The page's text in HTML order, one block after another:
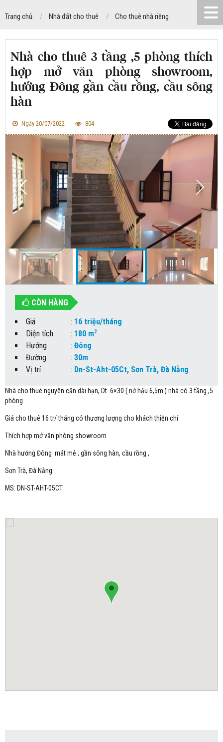
Trang chủ Nhà đất cho thuê Cho thuê nhà riêng
Nhà cho thuê 3 tầng ,5 phòng thích
hợp mở văn phòng showroom,
hướng Đông gần cầu rồng, cầu sông
hàn
Ngày 20/07/2022 804
CÒN HÀNG
Giá
: 16 triệu/tháng
Diện tích
: 180 m2
Hướng : Đông
Đường
: 30m
Vị trí
: Dn-St-Aht-05Ct, Sơn Trà, Đà Nẵng
Nhà cho thuê nguyên căn dài hạn, Dt 6×30 ( nở hậu 6,5m ) nhà có 3 tầng ,5
phòng
Giá cho thuê 16 tr/ tháng có thương lượng cho khách thiện chí
Thích hợp mở văn phòng showroom
Nhà hướng Đông mát mẻ , gần sông hàn, cầu rồng ,
Sơn Trà, Đà Nẵng
MS: DN-ST-AHT-05CT